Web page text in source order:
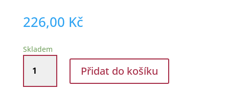
226,00 Kč
Skladem
mýdlo
s
Přidat do košíku